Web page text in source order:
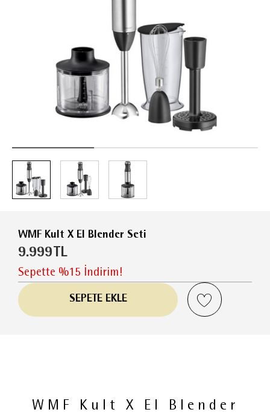
WMF Kult X El Blender Seti
9.999 TL
Sepette %15 İndirim!
SEPETE EKLE
WMF Kult X El Blender